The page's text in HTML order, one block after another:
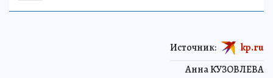
Анна КУЗОВЛЕВА
Источник: kp.ru